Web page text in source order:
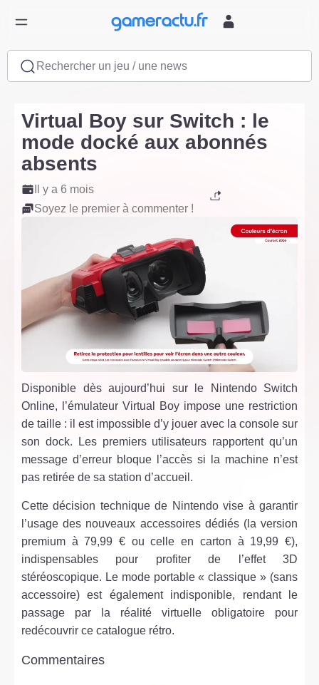
Rechercher un jeu / une news
Virtual Boy sur Switch : le
mode docké aux abonnés
absents
Il y a 6 mois
Soyez le premier à commenter !
Disponible dès aujourd’hui sur le Nintendo Switch
Online, l’émulateur Virtual Boy impose une restriction
de taille : il est impossible d’y jouer avec la console sur
son dock. Les premiers utilisateurs rapportent qu’un
message d’erreur bloque l’accès si la machine n’est
pas retirée de sa station d’accueil.
Cette décision technique de Nintendo vise à garantir
l’usage des nouveaux accessoires dédiés (la version
premium à 79,99 € ou celle en carton à 19,99 €),
indispensables pour profiter de l’effet 3D
stéréoscopique. Le mode portable « classique » (sans
accessoire) est également indisponible, rendant le
passage par la réalité virtuelle obligatoire pour
redécouvrir ce catalogue rétro.
Commentaires